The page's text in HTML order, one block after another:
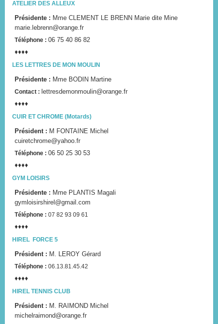
ATELIER DES ALLEUX
Présidente : Mme CLEMENT LE BRENN Marie dite Mine
marie.lebrenn@orange.fr
Téléphone : 06 75 40 86 82
♦♦♦♦
LES LETTRES DE MON MOULIN
Présidente : Mme BODIN Martine
Contact : lettresdemonmoulin@orange.fr
♦♦♦♦
CUIR ET CHROME (Motards)
Président : M FONTAINE Michel
cuiretchrome@yahoo.fr
Téléphone : 06 50 25 30 53
♦♦♦♦
GYM LOISIRS
Présidente : Mme PLANTIS Magali
gymloisirshirel@gmail.com
Téléphone : 07 82 93 09 61
♦♦♦♦
HIREL FORCE 5
Président : M. LEROY Gérard
Téléphone : 06.13.81.45.42
♦♦♦♦
HIREL TENNIS CLUB
Président : M. RAIMOND Michel
michelraimond@orange.fr